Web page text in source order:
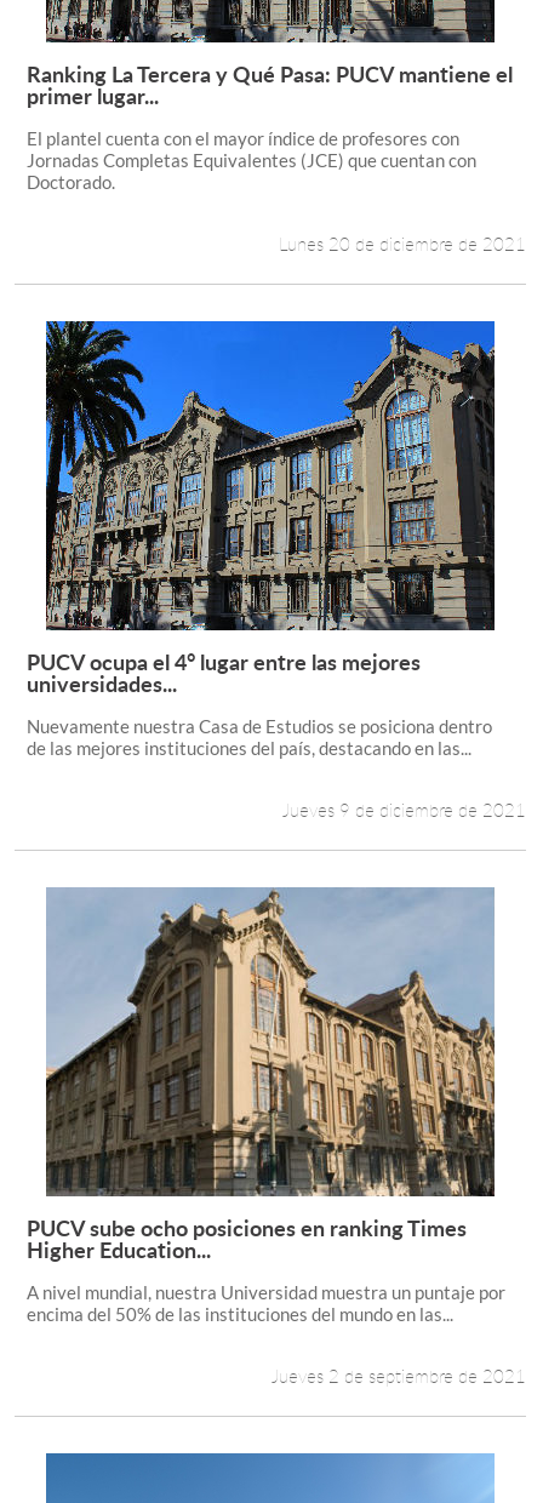
Leer más +
Ranking La Tercera y Qué Pasa: PUCV mantiene el
primer lugar...
El plantel cuenta con el mayor índice de profesores con
Jornadas Completas Equivalentes (JCE) que cuentan con
Doctorado.
Lunes 20 de diciembre de 2021
Leer más +
PUCV ocupa el 4° lugar entre las mejores
universidades...
Nuevamente nuestra Casa de Estudios se posiciona dentro
de las mejores instituciones del país, destacando en las...
Jueves 9 de diciembre de 2021
Leer más +
PUCV sube ocho posiciones en ranking Times
Higher Education...
A nivel mundial, nuestra Universidad muestra un puntaje por
encima del 50% de las instituciones del mundo en las...
Jueves 2 de septiembre de 2021